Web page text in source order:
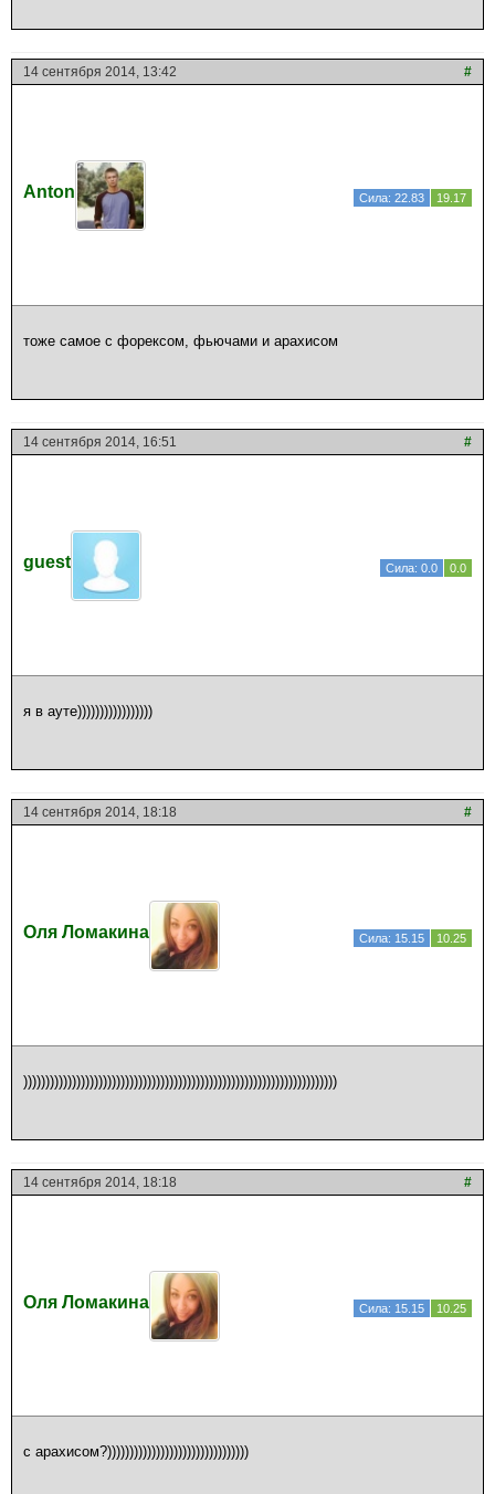
14 сентября 2014, 13:42 #
Anton Сила: 22.83 19.17
тоже самое с форексом, фьючами и арахисом
14 сентября 2014, 16:51 #
guest Сила: 0.0 0.0
я в ауте)))))))))))))))))
14 сентября 2014, 18:18 #
Оля Ломакина Сила: 15.15 10.25
)))))))))))))))))))))))))))))))))))))))))))))))))))))))))))))))))))))))
14 сентября 2014, 18:18 #
Оля Ломакина Сила: 15.15 10.25
с арахисом?))))))))))))))))))))))))))))))))